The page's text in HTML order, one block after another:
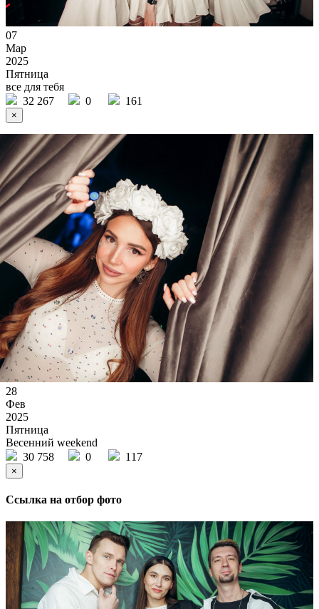
07
Мар
2025
Пятница
все для тебя
32 267
0 161
×
Ссылка на отбор фото
28
Фев
2025
Пятница
Весенний weekend
30 758
0 117
×
Ссылка на отбор фото